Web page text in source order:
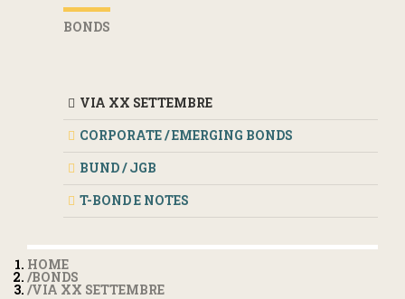
BONDS
VIA XX SETTEMBRE
CORPORATE / EMERGING BONDS
BUND / JGB
T-BOND E NOTES
HOME
BONDS
VIA XX SETTEMBRE